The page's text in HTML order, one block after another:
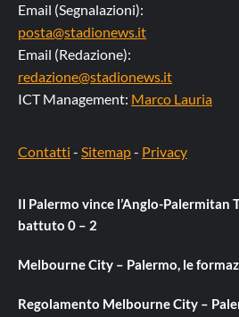
Email (Segnalazioni):
posta@stadionews.it
Email (Redazione):
redazione@stadionews.it
ICT Management: Marco Lauria
Contatti - Sitemap- Privacy
Il Palermo vince l’Anglo-Palermitan
battuto 0 – 2
Melbourne City – Palermo, le
Regolamento Melbourne City –